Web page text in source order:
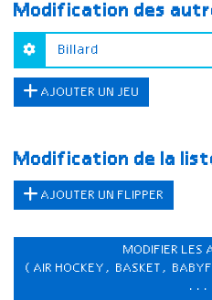
Modification des
AJOUTER UN JEU
Modification de la
AJOUTER UN FLIPPER
MODIFIER LES
(AIR HOCKEY, BASKET,